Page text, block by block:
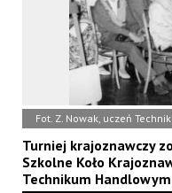
Fot. Z. Nowak, uczeń
Turniej krajoznawczy
Szkolne Koło
Technikum